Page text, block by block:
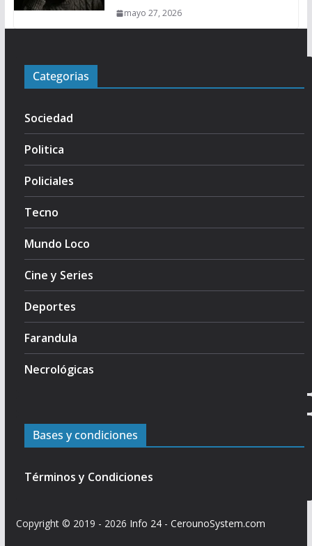
mayo 27, 2026
Categorias
Sociedad
Politica
Policiales
Tecno
Mundo Loco
Cine y Series
Deportes
Farandula
Necrológicas
Bases y condiciones
Términos y Condiciones
Copyright © 2019 - 2026 Info 24- CerounoSystem.com